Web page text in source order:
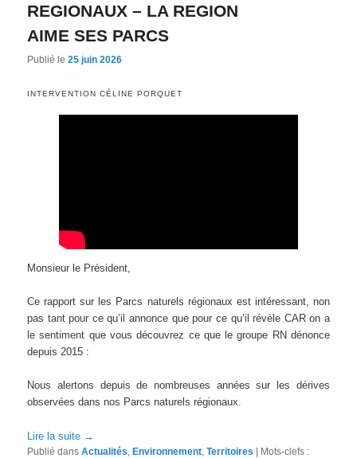
REGIONAUX – LA REGION
AIME SES PARCS
Publié le25 juin 2026
INTERVENTION CÉLINE PORQUET
Monsieur le Président,
Ce rapport sur les Parcs naturels régionaux est intéressant, non
pas tant pour ce qu’il annonce que pour ce qu’il révèle CAR on a
le sentiment que vous découvrez ce que le groupe RN dénonce
depuis 2015 :
Nous alertons depuis de nombreuses années sur les dérives
observées dans nos Parcs naturels régionaux.
Lire la suite →
Publié dans Actualités ,Environnement ,Territoires | Mots-clefs :